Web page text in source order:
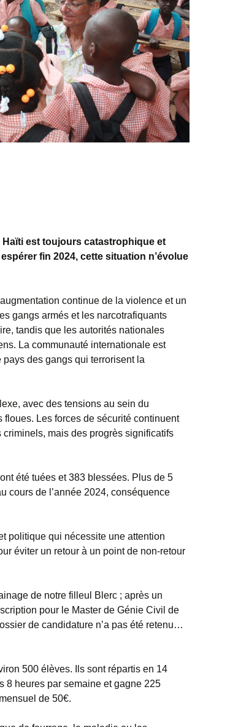
est toujours catastrophique et
fin 2024, cette situation n’évolue
continue de la violence et un
gangs armés et les narcotrafiquants
tandis que les autorités nationales
La communauté internationale est
des gangs qui terrorisent la
avec des tensions au sein du
Les forces de sécurité continuent
mais des progrès significatifs
été tuées et 383 blessées. Plus de 5
cours de l’année 2024, conséquence
politique qui nécessite une attention
éviter un retour à un point de non-retour
de notre filleul Blerc ; après un
pour le Master de Génie Civil de
de candidature n’a pas été retenu…
500 élèves. Ils sont répartis en 14
8 heures par semaine et gagne 225
de 50€.